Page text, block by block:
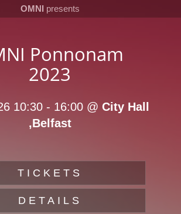
OMNIpresents
Ponnonam
2023
10:30 - 16:00 @ City Hall
,Belfast
TICKETS
DETAILS